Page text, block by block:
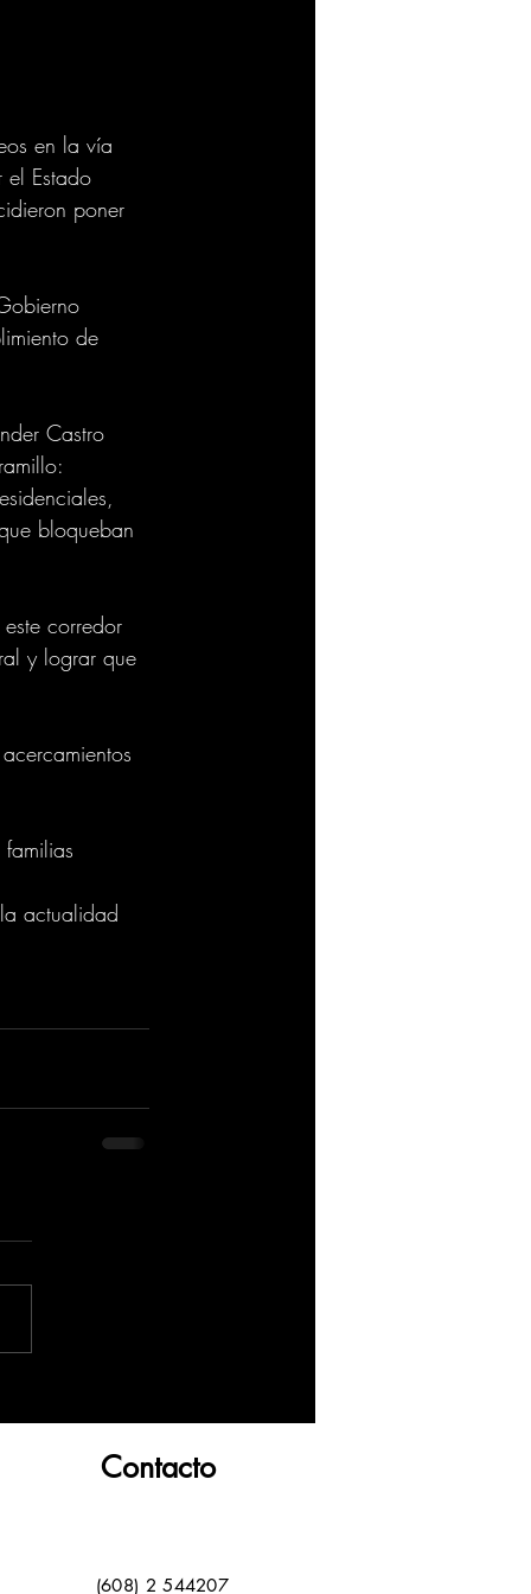
en la vía
el Estado
poner
de
Castro
bloqueban
corredor
y lograr que
actualidad
Contacto
(608) 2 544207